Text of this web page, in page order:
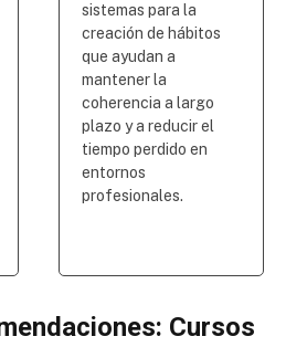
sistemas para la
creación de hábitos
que ayudan a
mantener la
coherencia a largo
plazo y a reducir el
tiempo perdido en
entornos
profesionales.
Cursos